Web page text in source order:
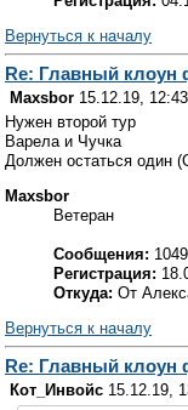
Вернуться к началу
Re: Главный клоун
Maxsbor 15.12.19, 12:43
Нужен второй тур
Варела и Чучка
Должен остаться один
Maxsbor
Ветеран
Сообщения:
Регистрация:
Откуда: От
Вернуться к началу
Re: Главный клоун
Кот_Инвойс 15.12.19,